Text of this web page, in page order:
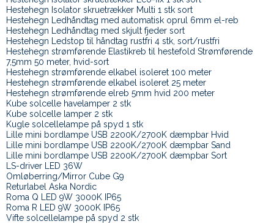
Hestehegn Isolator skruetrækker Multi 1 stk sort
Hestehegn Ledhåndtag med automatisk oprul 6mm el-reb
Hestehegn Ledhåndtag med skjult fjeder sort
Hestehegn Ledstop til håndtag rustfri 4 stk, sort/rustfri
Hestehegn strømførende Elastikreb til hestefold Strømførende
7,5mm 50 meter, hvid-sort
Hestehegn strømførende elkabel isoleret 100 meter
Hestehegn strømførende elkabel isoleret 25 meter
Hestehegn strømførende elreb 5mm hvid 200 meter
Kube solcelle havelamper 2 stk
Kube solcelle lamper 2 stk
Kugle solcellelampe på spyd 1 stk
Lille mini bordlampe USB 2200K/2700K dæmpbar Hvid
Lille mini bordlampe USB 2200K/2700K dæmpbar Sand
Lille mini bordlampe USB 2200K/2700K dæmpbar Sort
LS-driver LED 36W
Omløberring/Mirror Cube G9
Returlabel Aska Nordic
Roma Q LED 9W 3000K IP65
Roma R LED 9W 3000K IP65
Vifte solcellelampe på spyd 2 stk